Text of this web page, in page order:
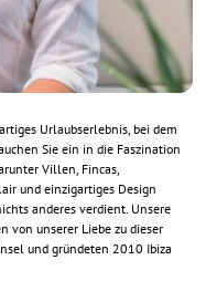
Urlaubserlebnis, bei dem
Sie ein in die Faszination
Villen, Fincas,
und einzigartiges Design
anderes verdient. Unsere
von unserer Liebe zu dieser
und gründeten 2010 Ibiza